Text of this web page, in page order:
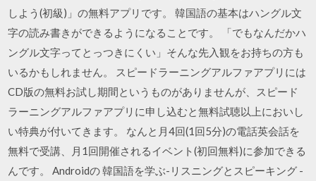
しよう(初級)」の無料アプリです。 韓国語の基本はハングル文
字の読み書きができるようになることです。 「でもなんだかハ
ングル文字ってとっつきにくい」そんな先入観をお持ちの方も
いるかもしれません。 スピードラーニングアルファアプリには
CD版の無料お試し期間というものがありませんが、スピード
ラーニングアルファアプリに申し込むと無料試聴以上においし
い特典が付いてきます。 なんと月4回(1回5分)の電話英会話を
無料で受講、月1回開催されるイベント(初回無料)に参加できる
んです。 Androidの 韓国語を学ぶ-リスニングとスピーキング -